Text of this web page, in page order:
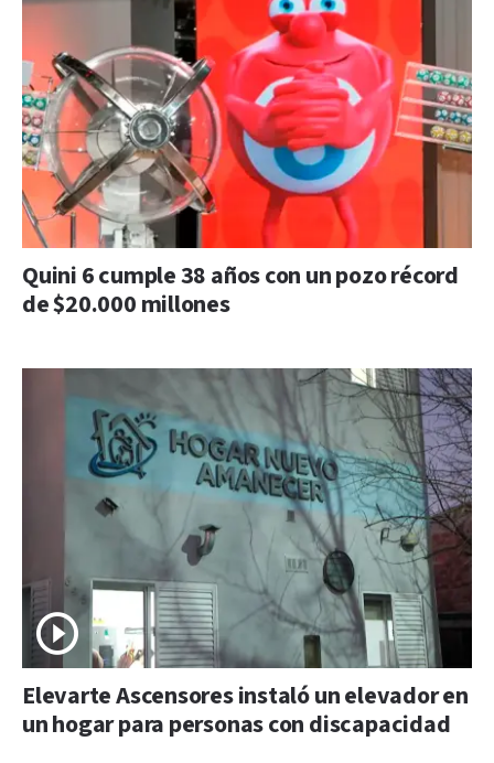
Quini 6 cumple 38 años con un pozo récord
de $20.000 millones
Elevarte Ascensores instaló un elevador en
un hogar para personas con discapacidad